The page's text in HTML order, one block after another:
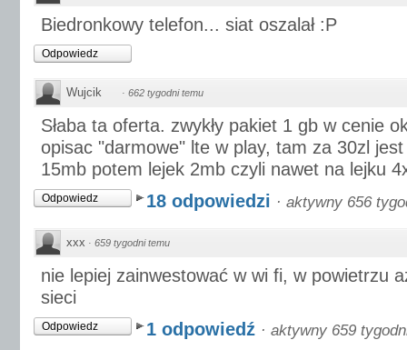
Biedronkowy telefon... siat oszalał :P
Odpowiedz
Wujcik · 662 tygodni temu
Słaba ta oferta. zwykły pakiet 1 gb w cenie
opisac "darmowe" lte w play, tam za 30zl
15mb potem lejek 2mb czyli nawet na lejku
Odpowiedz 18 odpowiedzi · aktywny 656
xxx · 659 tygodni temu
nie lepiej zainwestować w wi fi, w powietrzu
sieci
Odpowiedz 1 odpowiedź · aktywny 659